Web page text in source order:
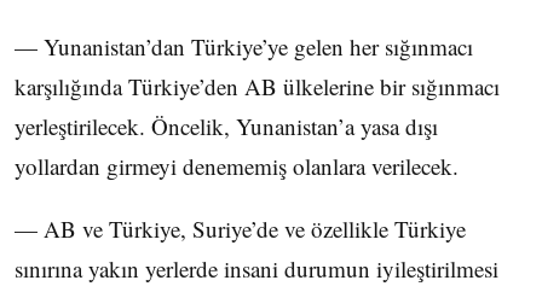
— Yunanistan’dan Türkiye’ye gelen her sığınmacı
karşılığında Türkiye’den AB ülkelerine bir sığınmacı
yerleştirilecek. Öncelik, Yunanistan’a yasa dışı
yollardan girmeyi denememiş olanlara verilecek.
— AB ve Türkiye, Suriye’de ve özellikle Türkiye
sınırına yakın yerlerde insani durumun iyileştirilmesi